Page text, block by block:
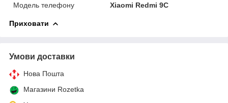
Модель телефону
Xiaomi Redmi 9C
Приховати
Умови доставки
Нова Пошта
Магазини Rozetka